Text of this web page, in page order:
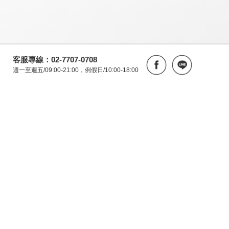
客服專線：02-7707-0708
週一至週五/09:00-21:00，例假日/10:00-18:00